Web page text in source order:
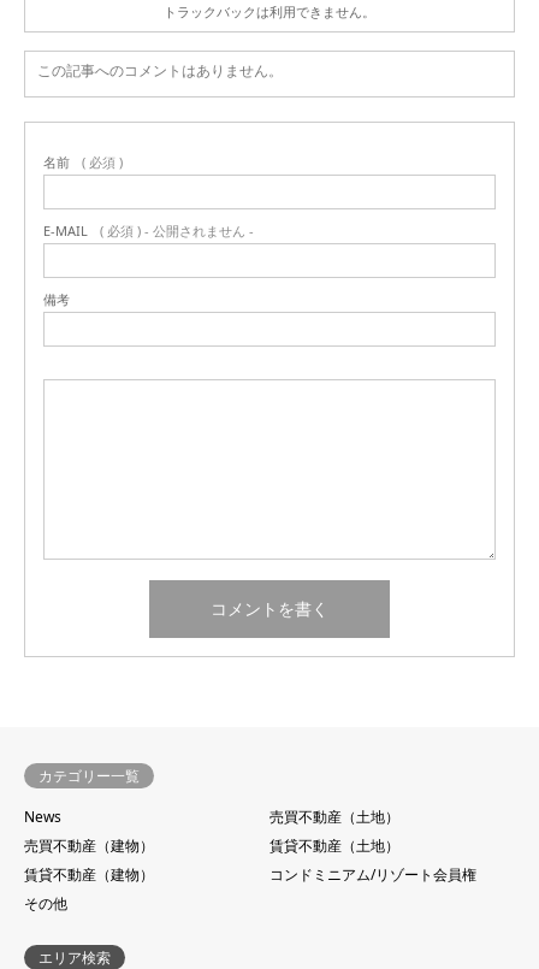
トラックバックは利用できません。
この記事へのコメントはありません。
名前 ( 必須 )
E-MAIL ( 必須 ) - 公開されません -
備考
カテゴリー一覧
News
売買不動産（土地）
売買不動産（建物）
賃貸不動産（土地）
賃貸不動産（建物）
コンドミニアム/リゾート会員権
その他
エリア検索